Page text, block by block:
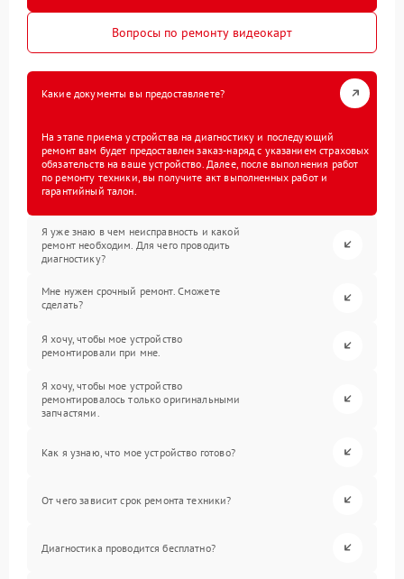
Вопросы по ремонту видеокарт
Какие документы вы предоставляете?
На этапе приема устройства на диагностику и последующий
ремонт вам будет предоставлен заказ-наряд с указанием страховых
обязательств на ваше устройство. Далее, после выполнения работ
по ремонту техники, вы получите акт выполненных работ и
гарантийный талон.
Я уже знаю в чем неисправность и какой
ремонт необходим. Для чего проводить
диагностику?
Мне нужен срочный ремонт. Сможете
сделать?
Я хочу, чтобы мое устройство
ремонтировали при мне.
Я хочу, чтобы мое устройство
ремонтировалось только оригинальными
запчастями.
Как я узнаю, что мое устройство готово?
От чего зависит срок ремонта техники?
Диагностика проводится бесплатно?